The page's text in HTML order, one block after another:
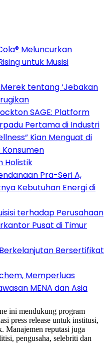
Meluncurkan
untuk Musisi
tentang ‘Jebakan
SAGE: Platform
Pertama di Industri
Kian Menguat di
Konsumen
Holistik
Pra-Seri A,
Kebutuhan Energi di
terhadap Perusahaan
Pusat di Timur
Bersertifikat
Memperluas
MENA dan Asia
ini mendukung program
press release untuk institusi,
Manajemen reputasi juga
pengusaha, selebriti dan